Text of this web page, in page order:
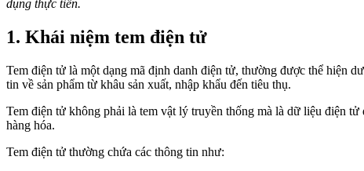
dụng thực tiễn.
1. Khái niệm tem điện tử
Tem điện tử là một dạng mã định danh điện tử, thường được thể hiện
tin về sản phẩm từ khâu sản xuất, nhập khẩu đến tiêu thụ.
Tem điện tử không phải là tem vật lý truyền thống mà là dữ liệu điện
hàng hóa.
Tem điện tử thường chứa các thông tin như: